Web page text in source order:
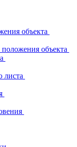
объекта
объекта
листа